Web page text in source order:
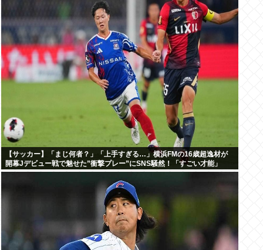
【サッカー】「まじ何者？」「上手すぎる…」横浜FMの16歳超逸材が
開幕Jデビュー戦で魅せた”衝撃プレー”にSNS騒然！「すごい才能」